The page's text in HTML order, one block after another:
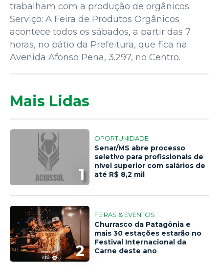
trabalham com a produção de orgânicos.
Serviço: A Feira de Produtos Orgânicos
acontece todos os sábados, a partir das 7
horas, no pátio da Prefeitura, que fica na
Avenida Afonso Pena, 3.297, no Centro.
Mais Lidas
1
OPORTUNIDADE
Senar/MS abre processo
seletivo para profissionais de
nível superior com salários de
até R$ 8,2 mil
2
FEIRAS & EVENTOS
Churrasco da Patagônia e
mais 30 estações estarão no
Festival Internacional da
Carne deste ano